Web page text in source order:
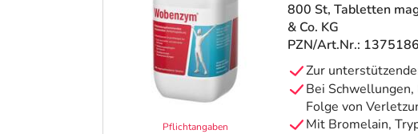
Pflichtangaben
800 St, Tabletten
& Co. KG
PZN/Art.Nr.:
Zur
Bei Schwellungen,
Folge von
Mit Bromelain,